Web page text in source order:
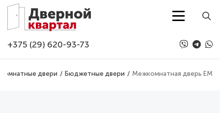
Перейти к основному содержанию
+375 (29) 620-93-73
двери Бюджетные двери Межкомнатная дверь